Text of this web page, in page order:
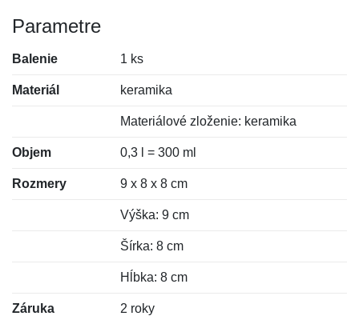
Parametre
Balenie 1 ks
Materiál keramika
Materiálové zloženie: keramika
Objem 0,3 l = 300 ml
Rozmery 9 x 8 x 8 cm
Výška: 9 cm
Šírka: 8 cm
Hĺbka: 8 cm
Záruka 2 roky